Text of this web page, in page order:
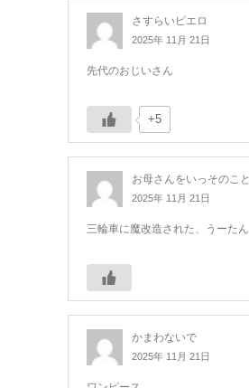
さすらいピエロ
2025年 11月 21日
先代のおじいさん
+5
お母さんをいっそのこと
2025年 11月 21日
三輪車に魔改造された、うーたん
かまわないで
2025年 11月 21日